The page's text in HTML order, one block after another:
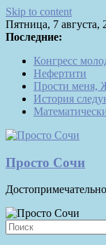
Skip to content
Пятница, 7 августа,
Последние:
Конгресс
Нефертити
Прости меня,
История
Просто Сочи